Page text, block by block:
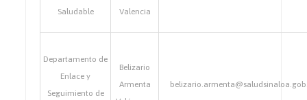
Saludable
Valencia
Departamento de
Enlace y
Seguimiento de
Belizario
Armenta